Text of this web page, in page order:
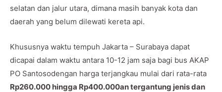
selatan dan jalur utara, dimana masih banyak kota dan
daerah yang belum dilewati kereta api.
Khususnya waktu tempuh Jakarta – Surabaya dapat
dicapai dalam waktu antara 10-12 jam saja bagi bus AKAP
PO Santosodengan harga terjangkau mulai dari rata-rata
Rp260.000 hingga Rp400.000an tergantung jenis dan